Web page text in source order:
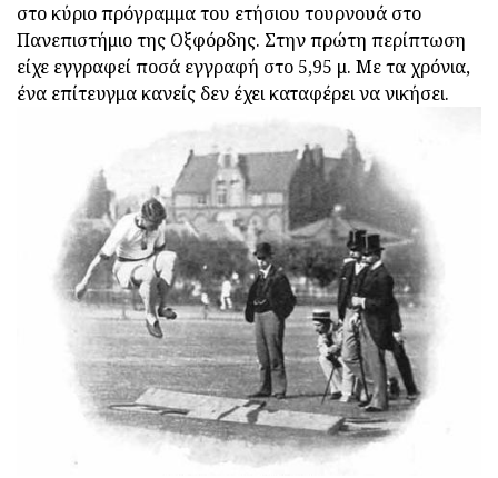
στο κύριο πρόγραμμα του ετήσιου τουρνουά στο
Πανεπιστήμιο της Οξφόρδης. Στην πρώτη περίπτωση
είχε εγγραφεί ποσά εγγραφή στο 5,95 μ. Με τα χρόνια,
ένα επίτευγμα κανείς δεν έχει καταφέρει να νικήσει.